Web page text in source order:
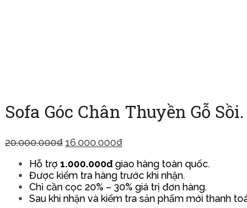
Sofa Góc Chân Thuyền Gỗ Sồi.
20.000.000₫ 16.000.000₫
Hỗ trợ 1.000.000đgiao hàng toàn quốc.
Được kiểm tra hàng trước khi nhận.
Chỉ cần cọc 20% – 30% giá trị đơn hàng.
Sau khi nhận và kiểm tra sản phẩm mới thanh